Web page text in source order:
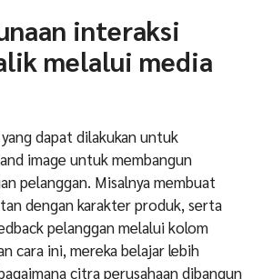
interaksi
melalui media
dapat dilakukan untuk
image untuk membangun
pelanggan. Misalnya membuat
dengan karakter produk, serta
pelanggan melalui kolom
cara ini, mereka belajar lebih
citra perusahaan dibangun